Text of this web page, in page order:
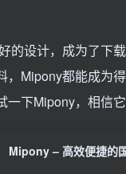
的设计，成为了下
Mipony都能成为
下Mipony，相信它
Mipony – 高效便捷的